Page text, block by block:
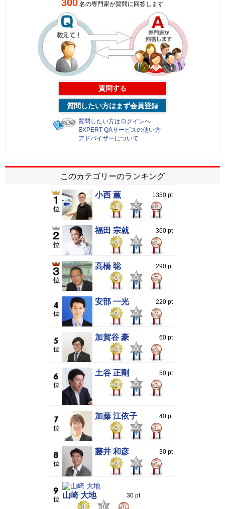
300 名の専門家が質問に回答します
質問する
質問したい方はまず会員登録
質問したい方はログインへ
EXPERT QAサービスの使い方
アドバイザーについて
このカテゴリーのランキング
小西 薫 1350 pt
1 3 11
福田 宗就 360 pt
0 0 9
高橋 聡 290 pt
0 0 7
安部 一光 220 pt
0 0 7
加賀谷 豪 60 pt
0 0 2
土谷 正剛 50 pt
0 0 2
加藤 江依子 40 pt
0 0 1
藤井 和彦 30 pt
0 0 0
山崎 大地 30 pt
0 0 0